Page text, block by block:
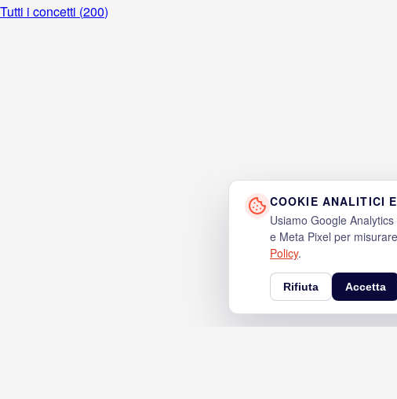
COOKIE ANALITICI
Usiamo Google
e Meta Pixel per
Policy.
Rifiuta Accetta
Tutti i concetti (200)